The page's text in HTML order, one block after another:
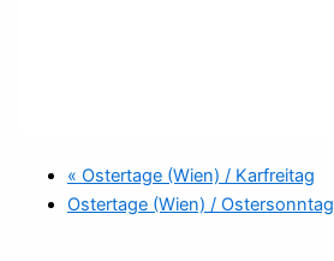
« Ostertage (Wien) / Karfreitag
Ostertage (Wien) / Ostersonntag